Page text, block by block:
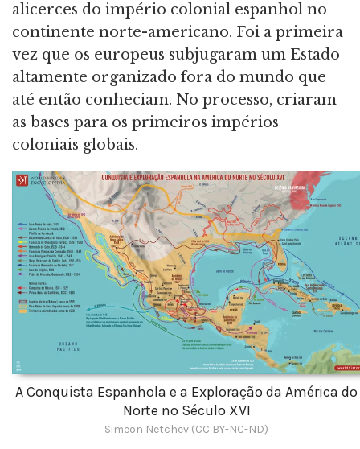
alicerces do império colonial espanhol no
continente norte-americano. Foi a primeira
vez que os europeus subjugaram um Estado
altamente organizado fora do mundo que
até então conheciam. No processo, criaram
as bases para os primeiros impérios
coloniais globais.
A Conquista Espanhola e a Exploração da América do
Norte no Século XVI
Simeon Netchev (CC BY-NC-ND)